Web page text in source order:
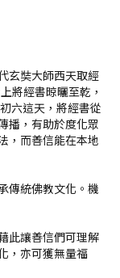
玄奘大師西天取經
將經書晾曬至乾，
六這天，將經書從
播，有助於度化眾
，而善信能在本地
傳統佛教文化。機
此讓善信們可理解
，亦可獲無量福